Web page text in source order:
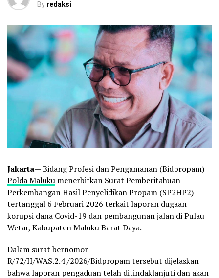
By redaksi
Jakarta— Bidang Profesi dan Pengamanan (Bidpropam)
Polda Maluku menerbitkan Surat Pemberitahuan
Perkembangan Hasil Penyelidikan Propam (SP2HP2)
tertanggal 6 Februari 2026 terkait laporan dugaan
korupsi dana Covid-19 dan pembangunan jalan di Pulau
Wetar, Kabupaten Maluku Barat Daya.
Dalam surat bernomor
R/72/II/WAS.2.4./2026/Bidpropam tersebut dijelaskan
bahwa laporan pengaduan telah ditindaklanjuti dan akan